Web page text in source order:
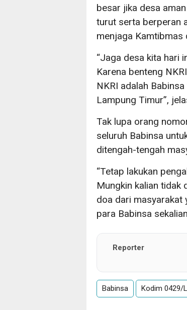
besar jika desa
turut serta berperan
menjaga Kamtibmas
“Jaga desa kita hari
Karena benteng
NKRI adalah
Lampung Timur”,
Tak lupa orang
seluruh Babinsa
ditengah-tengah
“Tetap lakukan
Mungkin kalian tidak
doa dari masyarakat
para Babinsa
Reporter
Babinsa Kodim 0429/